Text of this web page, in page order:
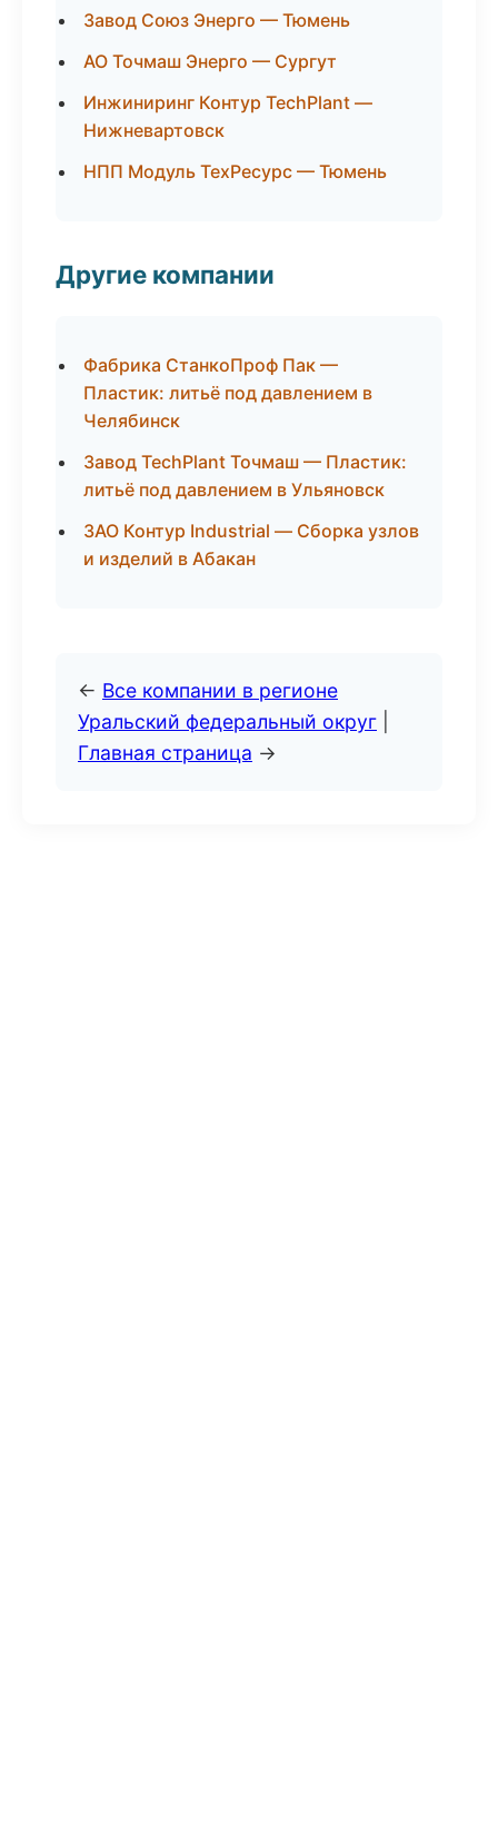
Завод Союз Энерго — Тюмень
АО Точмаш Энерго — Сургут
Инжиниринг Контур TechPlant —
Нижневартовск
НПП Модуль ТехРесурс — Тюмень
Другие компании
Фабрика СтанкоПроф Пак —
Пластик: литьё под давлением в
Челябинск
Завод TechPlant Точмаш — Пластик:
литьё под давлением в Ульяновск
ЗАО Контур Industrial — Сборка узлов
и изделий в Абакан
← Все компании в регионе
Уральский федеральный округ
Главная страница →